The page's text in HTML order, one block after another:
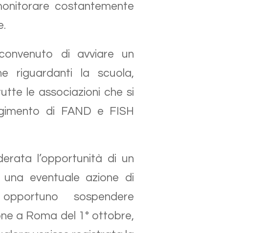
costantemente
di avviare un
riguardanti la scuola,
le associazioni che si
di FAND e FISH
l’opportunità di un
eventuale azione di
sospendere
a Roma del 1° ottobre,